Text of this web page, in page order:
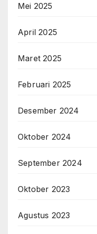
Mei 2025
April 2025
Maret 2025
Februari 2025
Desember 2024
Oktober 2024
September 2024
Oktober 2023
Agustus 2023